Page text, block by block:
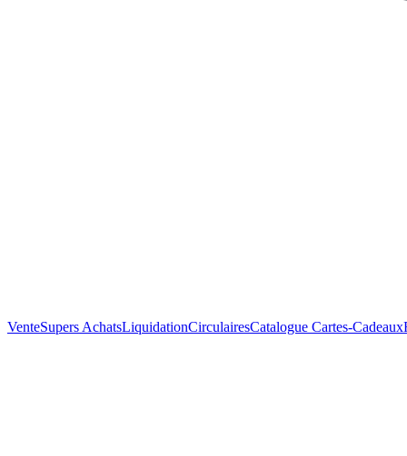
VenteSupers AchatsLiquidationCirculairesCatalogue Cartes-Cadeaux